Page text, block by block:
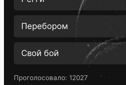
Перебором
Свой бой
Проголосовало: 12027